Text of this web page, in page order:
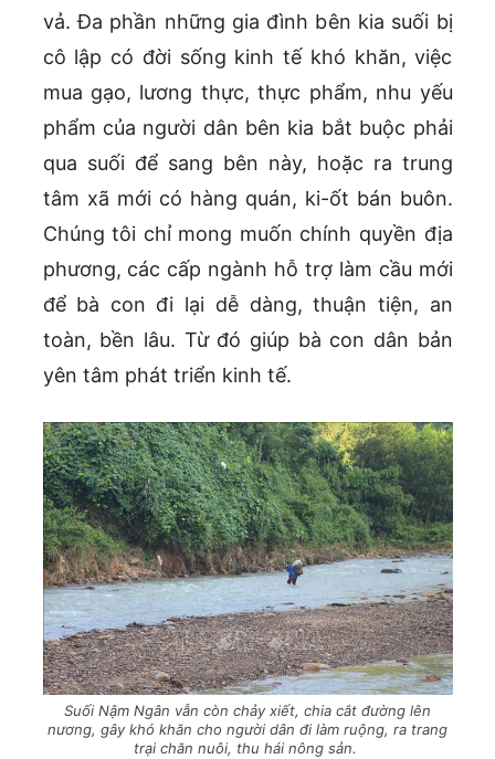
vả. Đa phần những gia đình bên kia suối bị
cô lập có đời sống kinh tế khó khăn, việc
mua gạo, lương thực, thực phẩm, nhu yếu
phẩm của người dân bên kia bắt buộc phải
qua suối để sang bên này, hoặc ra trung
tâm xã mới có hàng quán, ki-ốt bán buôn.
Chúng tôi chỉ mong muốn chính quyền địa
phương, các cấp ngành hỗ trợ làm cầu mới
để bà con đi lại dễ dàng, thuận tiện, an
toàn, bền lâu. Từ đó giúp bà con dân bản
yên tâm phát triển kinh tế.
Suối Nậm Ngân vẫn còn chảy xiết, chia cắt đường lên
nương, gây khó khăn cho người dân đi làm ruộng, ra trang
trại chăn nuôi, thu hái nông sản.